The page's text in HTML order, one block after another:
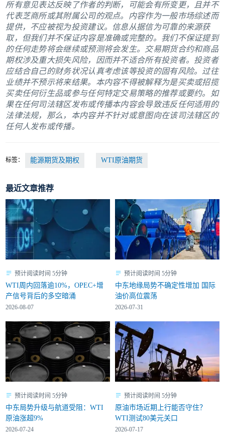
所有意见表达反映了作者的判断，可能会有所变更，且并不
代表芝商所或其附属公司的观点。内容作为一般市场综述而
提供，不应被视为投资建议。信息从据信为可靠的来源获
取，但我们并不保证内容是准确或完整的。我们不保证提到
的任何走势将会继续或预测将会发生。交易期货合约和商品
期权涉及重大损失风险，因而并不适合所有投资者。投资者
应结合自己的财务状况认真考虑该等投资的固有风险。过往
业绩并不预示将来结果。本内容不得被解释为是买卖或招揽
买卖任何衍生品或参与任何特定交易策略的推荐或要约。如
果在任何司法辖区发布或传播本内容会导致违反任何适用的
法律法规，那么，本内容并不针对或意图向在该司法辖区的
任何人发布或传播。
标签： 能源期货及期权 WTI原油期货
最近文章推荐
预计阅读时间 5分钟
WTI周内回落逾10%，OPEC+增
产信号背后的多空暗涌
2026-08-07
预计阅读时间 5分钟
中东地缘局势不确定性增加 国际
油价高位震荡
2026-07-31
预计阅读时间 5分钟
中东局势升级与航道受阻：WTI
原油涨超9%
2026-07-24
预计阅读时间 5分钟
原油市场近期上行能否守住？
WTI测试80美元关口
2026-07-17